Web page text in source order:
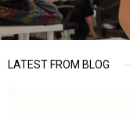
LATEST FROM BLOG